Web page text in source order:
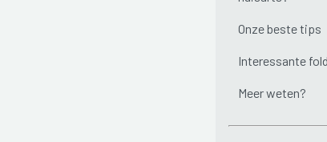
Onze beste tips
Interessante
Meer weten?